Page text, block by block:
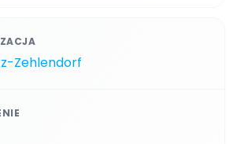
Zehlendorf